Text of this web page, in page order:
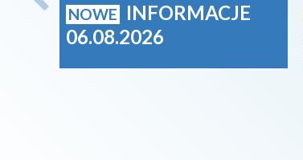
NOWE
INFORMACJE
06.08.2026